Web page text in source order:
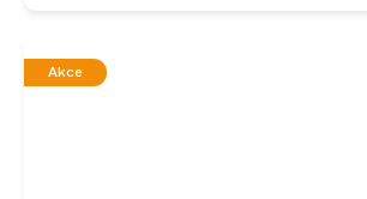
Akce